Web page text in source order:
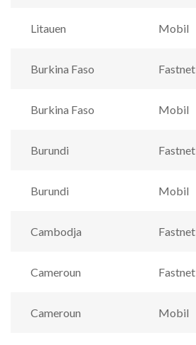
Litauen Mobil
Burkina Faso Fastnet
Burkina Faso Mobil
Burundi Fastnet
Burundi Mobil
Cambodja Fastnet
Cameroun Fastnet
Cameroun Mobil